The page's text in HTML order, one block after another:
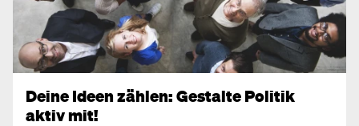
Deine Ideen zählen: Gestalte Politik
aktiv mit!